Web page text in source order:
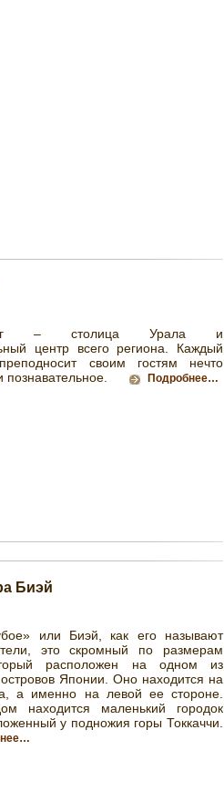
– столица Урала и
центр всего региона. Каждый
своим гостям нечто
познавательное.
Подробнее…
Биэй
или Биэй, как его называют
это скромный по размерам
расположен на одном из
Японии. Оно находится на
а именно на левой ее стороне.
находится маленький городок
у подножия горы Токкаччи.